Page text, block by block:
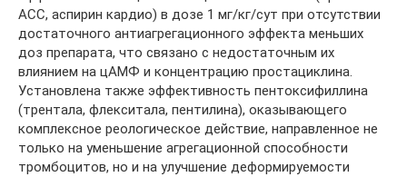
АСС, аспирин кардио) в дозе 1 мг/кг/сут при отсутствии
достаточного антиагрегационного эффекта меньших
доз препарата, что связано с недостаточным их
влиянием на цАМФ и концентрацию простациклина.
Установлена также эффективность пентоксифиллина
(трентала, флекситала, пентилина), оказывающего
комплексное реологическое действие, направленное не
только на уменьшение агрегационной способности
тромбоцитов, но и на улучшение деформируемости